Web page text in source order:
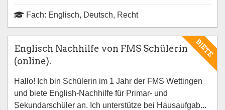
Fach: Englisch, Deutsch, Recht
BIETE
Englisch Nachhilfe von FMS Schülerin
(online).
Hallo! Ich bin Schülerin im 1 Jahr der FMS Wettingen
und biete English-Nachhilfe für Primar- und
Sekundarschüler an. Ich unterstütze bei Hausaufgab...